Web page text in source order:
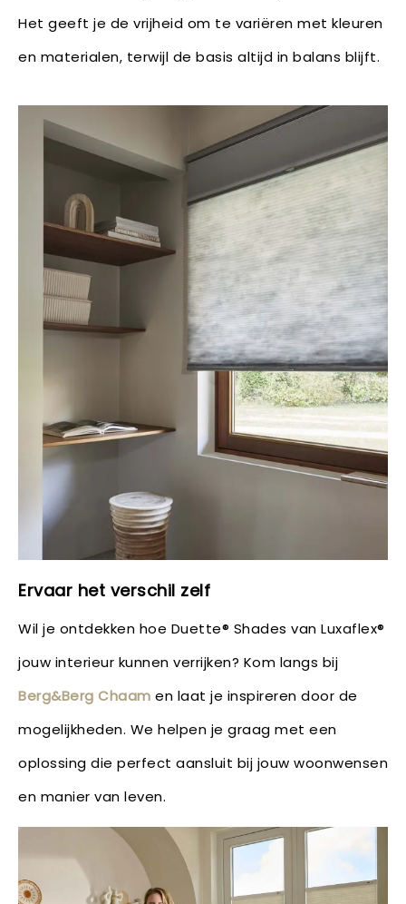
Het geeft je de vrijheid om te variëren met kleuren
en materialen, terwijl de basis altijd in balans blijft.
Ervaar het verschil zelf
Wil je ontdekken hoe Duette® Shades van Luxaflex®
jouw interieur kunnen verrijken? Kom langs bij
Berg&Berg Chaam en laat je inspireren door de
mogelijkheden. We helpen je graag met een
oplossing die perfect aansluit bij jouw woonwensen
en manier van leven.